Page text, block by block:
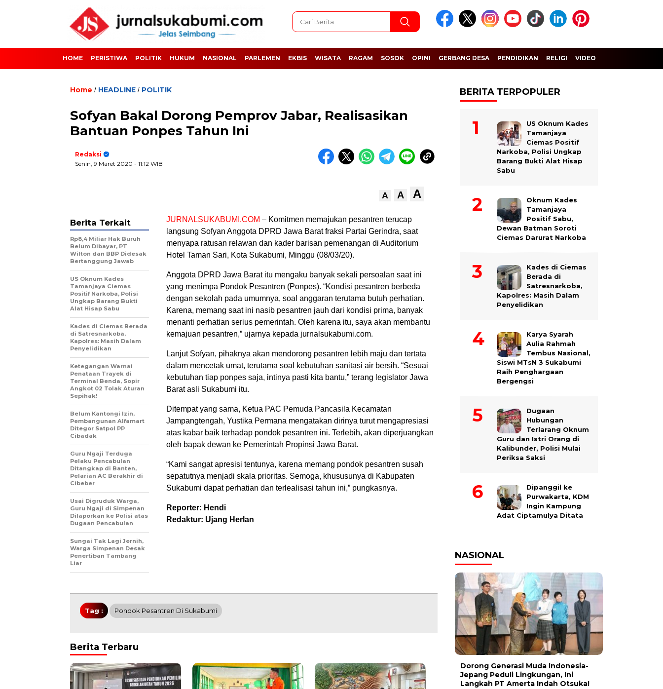
HOME PERISTIWA POLITIK HUKUM NASIONAL PARLEMEN EKBIS WISATA RAGAM SOSOK OPINI GERBANG DESA PENDIDIKAN RELIGI VIDEO
Home / HEADLINE / POLITIK
Sofyan Bakal Dorong Pemprov Jabar, Realisasikan
Bantuan Ponpes Tahun Ini
Redaksi
Senin, 9 Maret 2020 - 11:12 WIB
A A A
JURNALSUKABUMI.COM – Komitmen memajukan pesantren terucap
langsung Sofyan Anggota DPRD Jawa Barat fraksi Partai Gerindra, saat
menyapa ratusan relawan dan kader barisan pemenangan di Auditorium
Hotel Taman Sari, Kota Sukabumi, Minggu (08/03/20).
Anggota DPRD Jawa Barat itu mengaku banyak sekali persoalan saat ini
yang menimpa Pondok Pesantren (Ponpes). “Kondisi pesantren berbeda
dengan sekolah pada umumnya, soal anggaran terutama butuh perhatian.
Karena, memang saat ini nasib pesantren jauh dari kondisi prima, banyak
menanti perhatian serius pemerintah. Oleh karena itu, saya akan membantu
kemajuan pesantren,” ujarnya kepada jurnalsukabumi.com.
Lanjut Sofyan, pihaknya akan mendorong pesantren lebih maju dan tertata
dalam mencetak umat, terutama soal kebutuhan sanitasi air bersih. “Sesuai
kebutuhan tiap ponpes saja, intinya pasti kita bantu,” terang legislator Jawa
Barat asli Sukabumi itu.
Ditempat yang sama, Ketua PAC Pemuda Pancasila Kecamatan
Jampangtengah, Yustika Permana mengatakan dirinya turut mengapresiasi
atas kabar baik terhadap pondok pesantren ini. Terlebih, akan diperjuangkan
oleh bapak dewan ke Pemerintah Propinsi Jawa Barat.
“Kami sangat apresisi tentunya, karena memang pondok pesantren susah
sepatutnya menjadi skala prioritas. Semoga, khususunya di Kabupaten
Sukabumi dapat perhatian dan terlealisasi tahun ini,” pungkasnya.
Reporter: Hendi
Redaktur: Ujang Herlan
Berita Terkait
Rp8,4 Miliar Hak Buruh
Belum Dibayar, PT
Wilton dan BBP Didesak
Bertanggung Jawab
US Oknum Kades
Tamanjaya Ciemas
Positif Narkoba, Polisi
Ungkap Barang Bukti
Alat Hisap Sabu
Kades di Ciemas Berada
di Satresnarkoba,
Kapolres: Masih Dalam
Penyelidikan
Ketegangan Warnai
Penataan Trayek di
Terminal Benda, Sopir
Angkot 02 Tolak Aturan
Sepihak!
Belum Kantongi Izin,
Pembangunan Alfamart
Ditegor Satpol PP
Cibadak
Guru Ngaji Terduga
Pelaku Pencabulan
Ditangkap di Banten,
Pelarian AC Berakhir di
Cibeber
Usai Digruduk Warga,
Guru Ngaji di Simpenan
Dilaporkan ke Polisi atas
Dugaan Pencabulan
Sungai Tak Lagi Jernih,
Warga Simpenan Desak
Penertiban Tambang
Liar
Tag : Pondok Pesantren Di Sukabumi
Berita Terbaru
BERITA TERPOPULER
US Oknum Kades
Tamanjaya
Ciemas Positif
Narkoba, Polisi Ungkap
Barang Bukti Alat Hisap
Sabu
Oknum Kades
Tamanjaya
Positif Sabu,
Dewan Batman Soroti
Ciemas Darurat Narkoba
Kades di Ciemas
Berada di
Satresnarkoba,
Kapolres: Masih Dalam
Penyelidikan
Karya Syarah
Aulia Rahmah
Tembus Nasional,
Siswi MTsN 3 Sukabumi
Raih Penghargaan
Bergengsi
Dugaan
Hubungan
Terlarang Oknum
Guru dan Istri Orang di
Kalibunder, Polisi Mulai
Periksa Saksi
Dipanggil ke
Purwakarta, KDM
Ingin Kampung
Adat Ciptamulya Ditata
NASIONAL
Dorong Generasi Muda Indonesia-
Jepang Peduli Lingkungan, Ini
Langkah PT Amerta Indah Otsuka!